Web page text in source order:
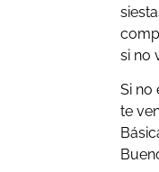
si no
Si no
te